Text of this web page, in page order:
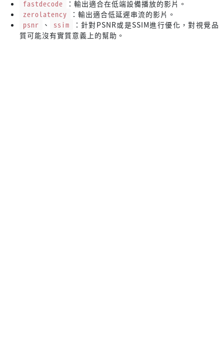
fastdecode
：輸出適合在低端設備播放的影片。
zerolatency
：輸出適合低延遲串流的影片。
psnr
、 ssim
：針對PSNR或是SSIM進行優化，對視覺品
質可能沒有實質意義上的幫助。